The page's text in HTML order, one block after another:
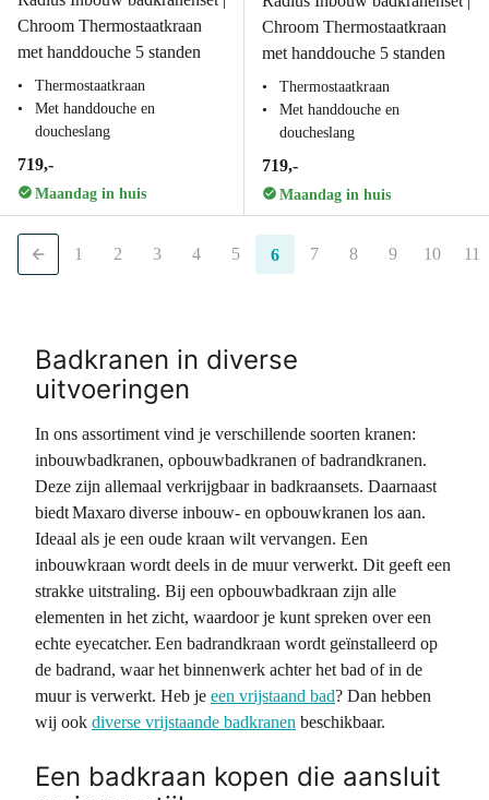
Chroom Thermostaatkraan
met handdouche 5 standen
Thermostaatkraan
Met handdouche en
doucheslang
719,-
Maandag in huis
Chroom Thermostaatkraan
met handdouche 5 standen
Thermostaatkraan
Met handdouche en
doucheslang
719,-
Maandag in huis
1 2 3 4 5 6 7 8 9 10 11
Badkranen in diverse
uitvoeringen
In ons assortiment vind je verschillende soorten kranen:
inbouwbadkranen, opbouwbadkranen of badrandkranen.
Deze zijn allemaal verkrijgbaar in badkraansets. Daarnaast
biedt Maxaro diverse inbouw- en opbouwkranen los aan.
Ideaal als je een oude kraan wilt vervangen. Een
inbouwkraan wordt deels in de muur verwerkt. Dit geeft een
strakke uitstraling. Bij een opbouwbadkraan zijn alle
elementen in het zicht, waardoor je kunt spreken over een
echte eyecatcher. Een badrandkraan wordt geïnstalleerd op
de badrand, waar het binnenwerk achter het bad of in de
muur is verwerkt. Heb je een vrijstaand bad? Dan hebben
wij ook diverse vrijstaande badkranen beschikbaar.
Een badkraan kopen die aansluit